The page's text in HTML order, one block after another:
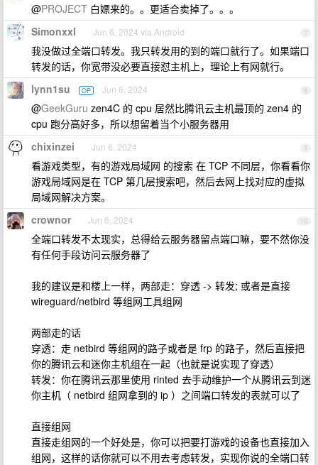
@PROJECT 白嫖来的。。更适合卖掉了。。。
7
Simonxxl Jun 6, 2024 via Android
我没做过全端口转发。我只转发用的到的端口就行了。如果端口
转发的话，你宽带没必要直接怼主机上，理论上有网就行。
8
lynn1su OP Jun 6, 2024
@GeekGuru zen4C 的 cpu 居然比腾讯云主机最顶的 zen4 的
cpu 跑分高好多，所以想留着当个小服务器用
9
chixinzei Jun 6, 2024
看游戏类型，有的游戏局域网 的搜索 在 TCP 不同层，你看看你
游戏局域网是在 TCP 第几层搜索吧，然后去网上找对应的虚拟
局域网解决方案。
10
crownor Jun 6, 2024
全端口转发不太现实，总得给云服务器留点端口嘛，要不然你没
有任何手段访问云服务器了
我的建议是和楼上一样，两部走：穿透 -> 转发; 或者是直接
wireguard/netbird 等组网工具组网
两部走的话
穿透：走 netbird 等组网的路子或者是 frp 的路子，然后直接把
你的腾讯云和迷你主机组在一起（也就是说实现了穿透）
转发：你在腾讯云那里使用 rinted 去手动维护一个从腾讯云到迷
你主机（ netbird 组网拿到的 ip ）之间端口转发的表就可以了
直接组网
直接走组网的一个好处是，你可以把要打游戏的设备也直接加入
组网，这样的话你就可以不用去考虑转发，实现你说的全端口转